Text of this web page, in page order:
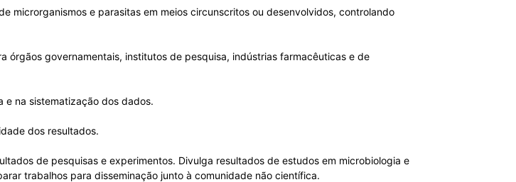
microrganismos e parasitas em meios circunscritos ou desenvolvidos, controlando
órgãos governamentais, institutos de pesquisa, indústrias farmacêuticas e de
e na sistematização dos dados.
dos resultados.
de pesquisas e experimentos. Divulga resultados de estudos em microbiologia e
trabalhos para disseminação junto à comunidade não científica.